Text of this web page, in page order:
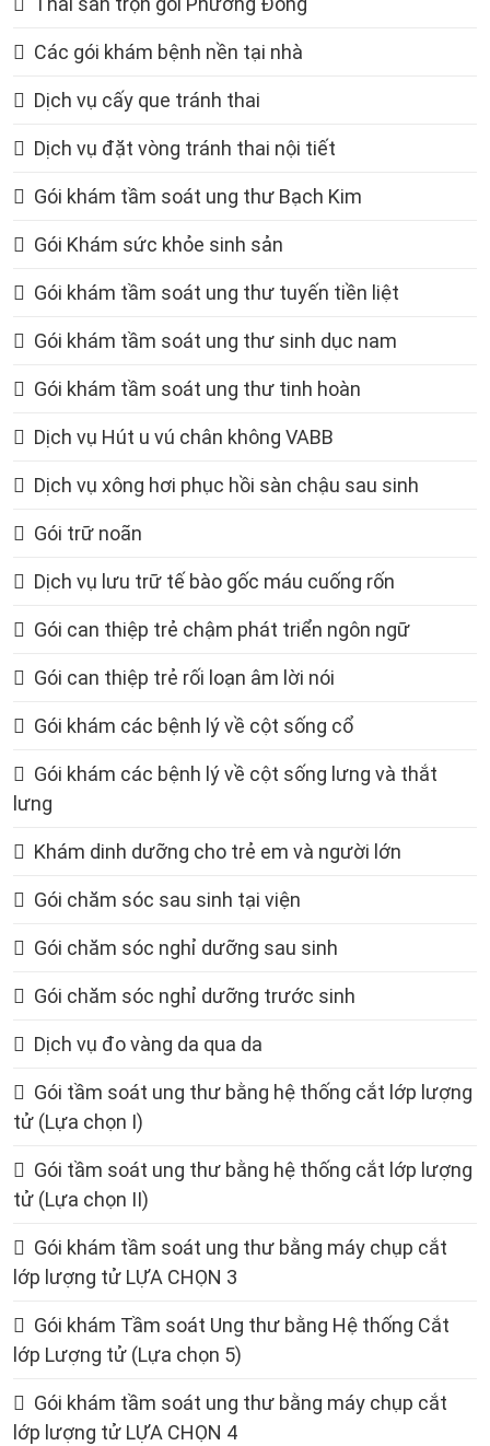
Các gói khám bệnh nền tại nhà
Dịch vụ cấy que tránh thai
Dịch vụ đặt vòng tránh thai nội tiết
Gói khám tầm soát ung thư Bạch Kim
Gói Khám sức khỏe sinh sản
Gói khám tầm soát ung thư tuyến tiền liệt
Gói khám tầm soát ung thư sinh dục nam
Gói khám tầm soát ung thư tinh hoàn
Dịch vụ Hút u vú chân không VABB
Dịch vụ xông hơi phục hồi sàn chậu sau sinh
Gói trữ noãn
Dịch vụ lưu trữ tế bào gốc máu cuống rốn
Gói can thiệp trẻ chậm phát triển ngôn ngữ
Gói can thiệp trẻ rối loạn âm lời nói
Gói khám các bệnh lý về cột sống cổ
Gói khám các bệnh lý về cột sống lưng và thắt
lưng
Khám dinh dưỡng cho trẻ em và người lớn
Gói chăm sóc sau sinh tại viện
Gói chăm sóc nghỉ dưỡng sau sinh
Gói chăm sóc nghỉ dưỡng trước sinh
Dịch vụ đo vàng da qua da
Gói tầm soát ung thư bằng hệ thống cắt lớp lượng
tử (Lựa chọn I)
Gói tầm soát ung thư bằng hệ thống cắt lớp lượng
tử (Lựa chọn II)
Gói khám tầm soát ung thư bằng máy chụp cắt
lớp lượng tử LỰA CHỌN 3
Gói khám Tầm soát Ung thư bằng Hệ thống Cắt
lớp Lượng tử (Lựa chọn 5)
Gói khám tầm soát ung thư bằng máy chụp cắt
lớp lượng tử LỰA CHỌN 4